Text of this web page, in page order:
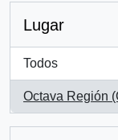
Lugar
Todos
Octava Región
, 1 resultados